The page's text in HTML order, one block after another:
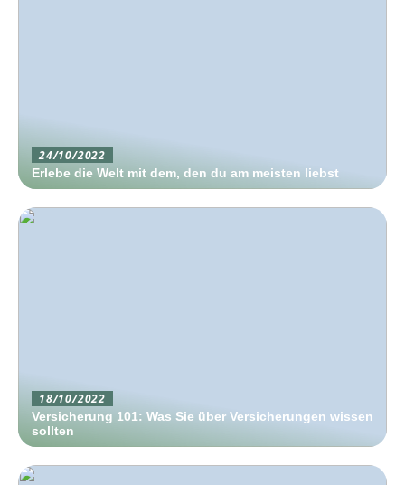
24/10/2022
Erlebe die Welt mit dem, den du am meisten liebst
18/10/2022
Versicherung 101: Was Sie über Versicherungen wissen
sollten